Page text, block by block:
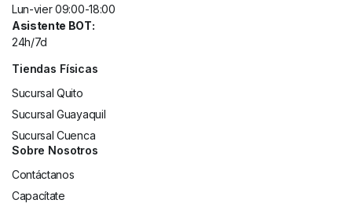
Lun-vier 09:00-18:00
Asistente BOT:
24h/7d
Tiendas Físicas
Sucursal Quito
Sucursal Guayaquil
Sucursal Cuenca
Sobre Nosotros
Contáctanos
Capacítate